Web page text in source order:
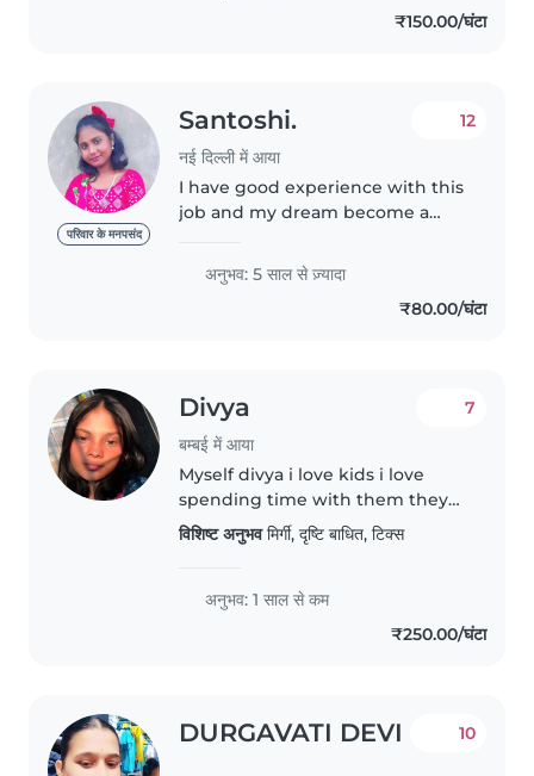
₹150.00/घंटा
परिवार के मनपसंद
Santoshi.
नई दिल्ली में आया
12
I have good experience with this
job and my dream become a
jobs and I am pursuing college (I
am giving my service 24h ) I am
given my time half an hour..
अनुभव: 5 साल से ज़्यादा
₹80.00/घंटा
Divya
बम्बई में आया
7
Myself divya i love kids i love
spending time with them they
are best friends for life
विशिष्ट अनुभवमिर्गी, दृष्टि बाधित, टिक्स
अनुभव: 1 साल से कम
₹250.00/घंटा
DURGAVATI DEVI 10